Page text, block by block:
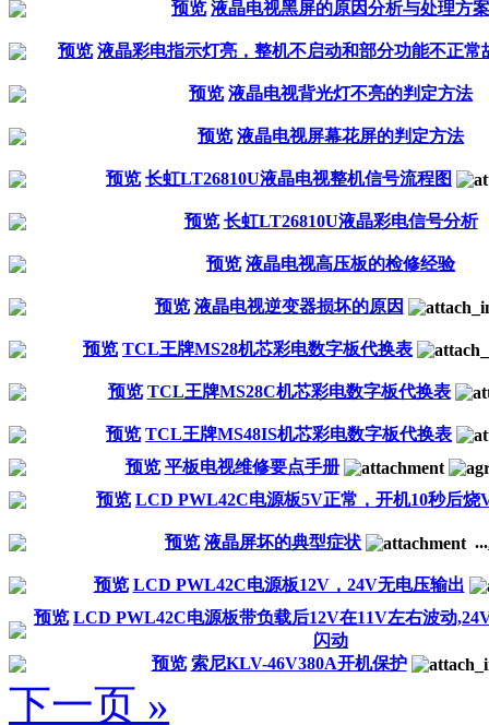
预览 液晶电视黑屏的原因分析与处理方案
预览 液晶彩电指示灯亮，整机不启动和部分功能不正常
预览 液晶电视背光灯不亮的判定方法
预览 液晶电视屏幕花屏的判定方法
预览 长虹LT26810U液晶电视整机信号流程图
预览 长虹LT26810U液晶彩电信号分析
预览 液晶电视高压板的检修经验
预览 液晶电视逆变器损坏的原因
预览 TCL王牌MS28机芯彩电数字板代换表
预览 TCL王牌MS28C机芯彩电数字板代换表
预览 TCL王牌MS48IS机芯彩电数字板代换表
预览 平板电视维修要点手册
预览 LCD PWL42C电源板5V正常，开机10秒后烧
预览 液晶屏坏的典型症状 ...
预览 LCD PWL42C电源板12V，24V无电压输出
预览 LCD PWL42C电源板带负载后12V在11V左右波动
闪动
预览 索尼KLV-46V380A开机保护
下一页 »